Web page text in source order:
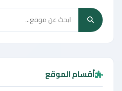
أقسام الموقع